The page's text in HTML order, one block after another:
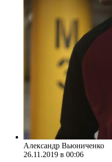
Александр Вьюниченко
26.11.2019 в 00:06